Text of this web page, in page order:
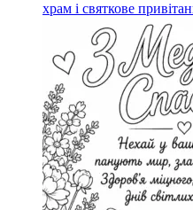
храм і святкове